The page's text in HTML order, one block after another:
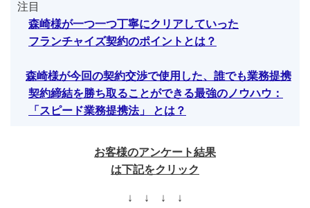
注目
森崎様が一つ一つ丁寧にクリアしていった
フランチャイズ契約のポイントとは？
森崎様が今回の契約交渉で使用した、誰でも業務提携
契約締結を勝ち取ることができる最強のノウハウ：
「スピード業務提携法」 とは？
お客様のアンケート結果
は下記をクリック
↓ ↓ ↓ ↓